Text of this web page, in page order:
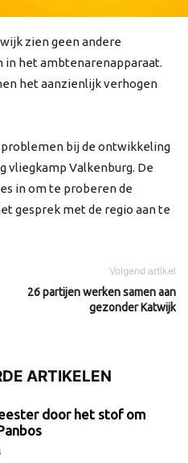
zien geen andere
in het ambtenarenapparaat.
het aanzienlijk verhogen
bij de ontwikkeling
vliegkamp Valkenburg. De
in om te proberen de
gesprek met de regio aan te
Volgend artikel
26 partijen werken samen aan
gezonder Katwijk
ARTIKELEN
door het stof om